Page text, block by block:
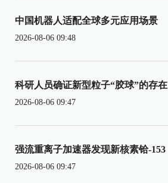
中国机器人适配全球多元应用场景
2026-08-06 09:48
科研人员确证新型粒子“胶球”的存在
2026-08-06 09:47
强流重离子加速器发现新核素铪-153
2026-08-06 09:47